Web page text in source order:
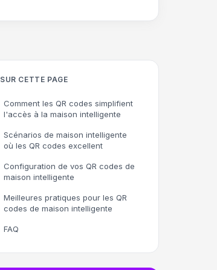
SUR CETTE PAGE
Comment les QR codes simplifient
l'accès à la maison intelligente
Scénarios de maison intelligente
où les QR codes excellent
Configuration de vos QR codes de
maison intelligente
Meilleures pratiques pour les QR
codes de maison intelligente
FAQ